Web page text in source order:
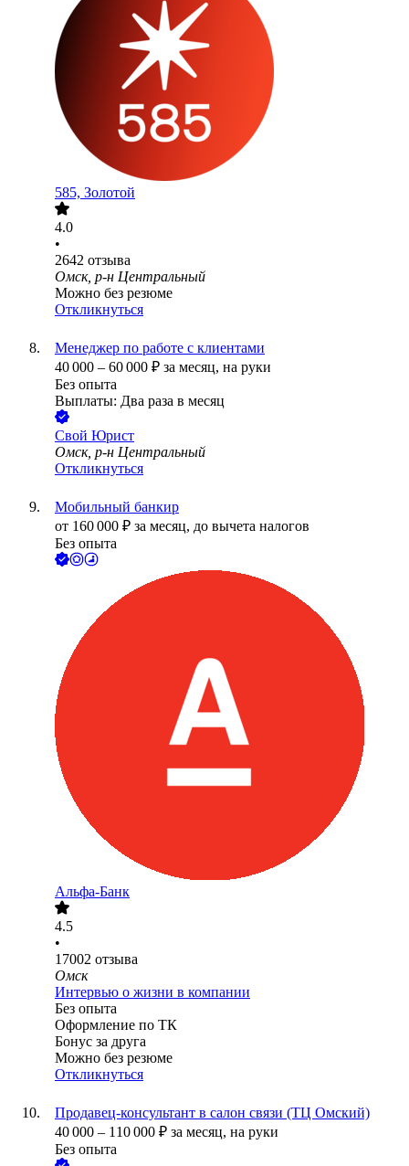
585, Золотой
4.0
•
2642 отзыва
Омск, р-н Центральный
Можно без резюме
Откликнуться
Менеджер по работе с клиентами
40 000 – 60 000 ₽ за месяц, на руки
Без опыта
Выплаты: Два раза в месяц
Свой Юрист
Омск, р-н Центральный
Откликнуться
Мобильный банкир
от 160 000 ₽ за месяц, до вычета налогов
Без опыта
Альфа-Банк
4.5
•
17002 отзыва
Омск
Интервью о жизни в компании
Без опыта
Оформление по ТК
Бонус за друга
Можно без резюме
Откликнуться
Продавец-консультант в салон связи (ТЦ Омский)
40 000 – 110 000 ₽ за месяц, на руки
Без опыта